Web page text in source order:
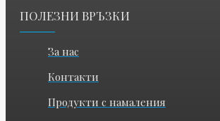
ПОЛЕЗНИ ВРЪЗКИ
За нас
Контакти
Продукти с намаления